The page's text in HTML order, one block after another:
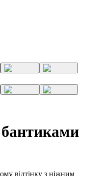
відтінку з ніжним